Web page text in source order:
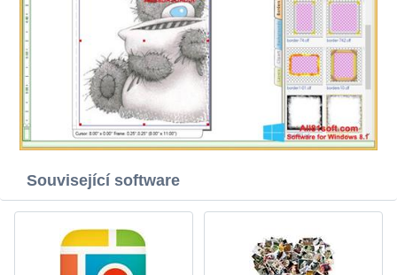
Související software